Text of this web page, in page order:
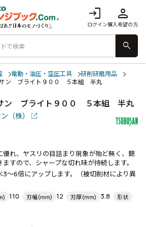
login
ログイン
person
購入希望の方
search
電動・油圧・空圧工具
研削研磨用品
ン ブライト９００ ５本組 半丸
ン ブライト９００ ５本組 半丸
（株）
れ、ヤスリの目詰まり現象が殆ど無く、簡
すので、シャープな切れ味が持続します。
3～6倍にアップします。（被切削材により異
110 刃幅(mm) 12 刃厚(mm) 3.8 形状